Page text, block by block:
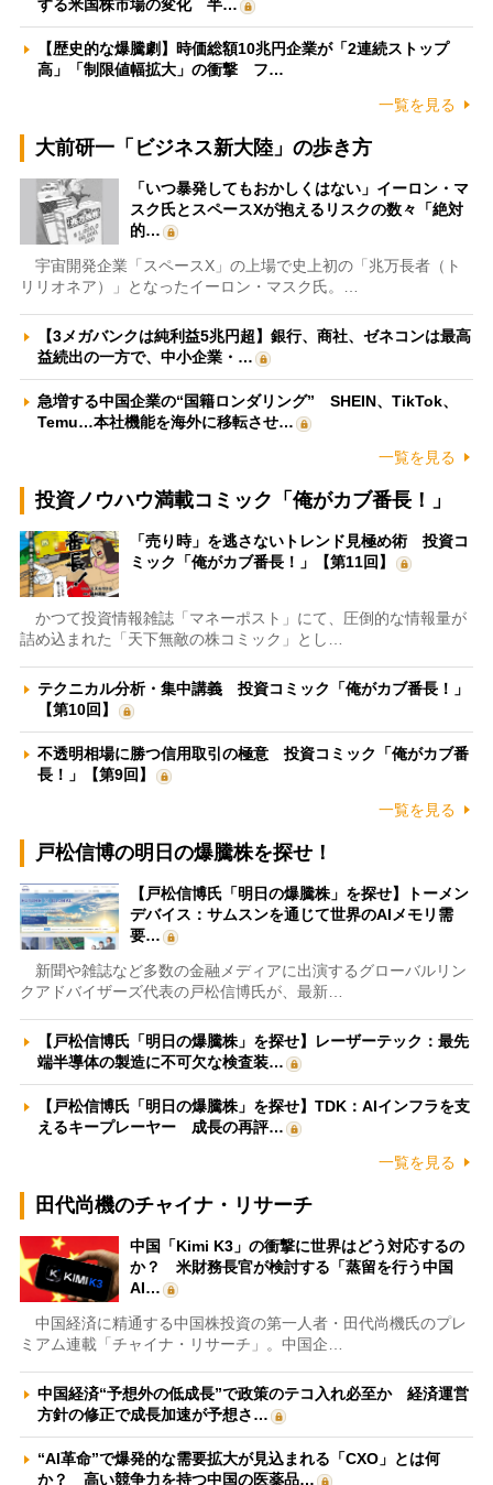
する米国株市場の変化 半…
【歴史的な爆騰劇】時価総額10兆円企業が「2連続ストップ
高」「制限値幅拡大」の衝撃 フ…
一覧を見る
大前研一「ビジネス新大陸」の歩き方
「いつ暴発してもおかしくはない」イーロン・マ
スク氏とスペースXが抱えるリスクの数々「絶対
的…
宇宙開発企業「スペースX」の上場で史上初の「兆万長者（ト
リリオネア）」となったイーロン・マスク氏。…
【3メガバンクは純利益5兆円超】銀行、商社、ゼネコンは最高
益続出の一方で、中小企業・…
急増する中国企業の“国籍ロンダリング” SHEIN、TikTok、
Temu…本社機能を海外に移転させ…
一覧を見る
投資ノウハウ満載コミック「俺がカブ番長！」
「売り時」を逃さないトレンド見極め術 投資コ
ミック「俺がカブ番長！」【第11回】
かつて投資情報雑誌「マネーポスト」にて、圧倒的な情報量が
詰め込まれた「天下無敵の株コミック」とし…
テクニカル分析・集中講義 投資コミック「俺がカブ番長！」
【第10回】
不透明相場に勝つ信用取引の極意 投資コミック「俺がカブ番
長！」【第9回】
一覧を見る
戸松信博の明日の爆騰株を探せ！
【戸松信博氏「明日の爆騰株」を探せ】トーメン
デバイス：サムスンを通じて世界のAIメモリ需
要…
新聞や雑誌など多数の金融メディアに出演するグローバルリン
クアドバイザーズ代表の戸松信博氏が、最新…
【戸松信博氏「明日の爆騰株」を探せ】レーザーテック：最先
端半導体の製造に不可欠な検査装…
【戸松信博氏「明日の爆騰株」を探せ】TDK：AIインフラを支
えるキープレーヤー 成長の再評…
一覧を見る
田代尚機のチャイナ・リサーチ
中国「Kimi K3」の衝撃に世界はどう対応するの
か？ 米財務長官が検討する「蒸留を行う中国
AI…
中国経済に精通する中国株投資の第一人者・田代尚機氏のプレ
ミアム連載「チャイナ・リサーチ」。中国企…
中国経済“予想外の低成長”で政策のテコ入れ必至か 経済運営
方針の修正で成長加速が予想さ…
“AI革命”で爆発的な需要拡大が見込まれる「CXO」とは何
か？ 高い競争力を持つ中国の医薬品…